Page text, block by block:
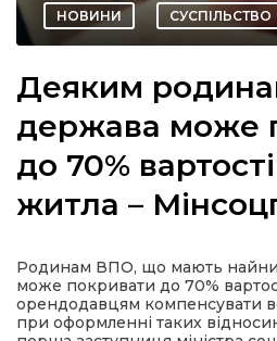
політика
НОВИНИ СУСПІЛЬСТВО
Деяким
держава може
до 70%
житла –
Родинам ВПО, що мають
може покривати до 70%
орендодавцям компенсувати
при оформленні таких